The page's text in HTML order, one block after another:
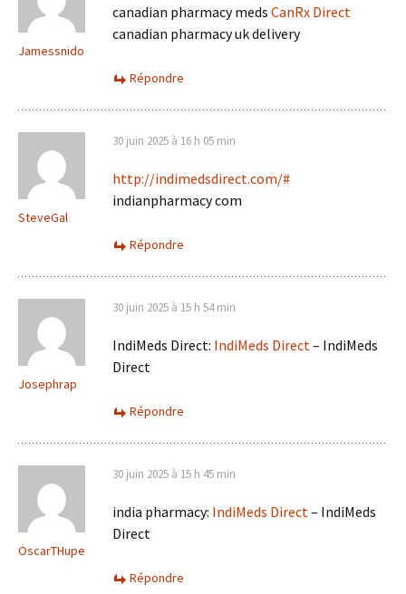
Jamessnido
canadian pharmacy meds CanRx Direct
canadian pharmacy uk delivery
Répondre
SteveGal
30 juin 2025 à 16 h 05 min
http://indimedsdirect.com/#
indianpharmacy com
Répondre
Josephrap
30 juin 2025 à 15 h 54 min
IndiMeds Direct: IndiMeds Direct– IndiMeds
Direct
Répondre
OscarTHupe
30 juin 2025 à 15 h 45 min
india pharmacy: IndiMeds Direct– IndiMeds
Direct
Répondre